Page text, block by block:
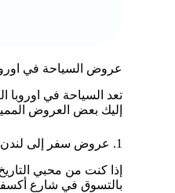
عروض السياحة في
تعد السياحة في اوروبا
إليك بعض العروض
1. عروض سفر إلى لندن
إذا كنت من محبي
بالتسوق في شارع